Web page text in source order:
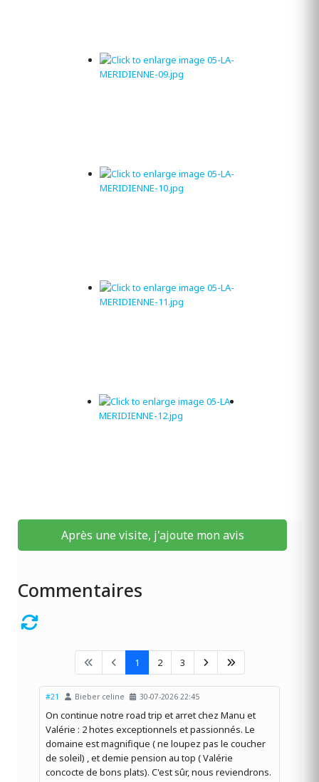
Après une visite, j'ajoute mon avis
Commentaires
1 2 3
#21 Bieber celine 30-07-2026 22:45
On continue notre road trip et arret chez Manu et
Valérie : 2 hotes exceptionnels et passionnés. Le
domaine est magnifique ( ne loupez pas le coucher
de soleil) , et demie pension au top ( Valérie
concocte de bons plats). C'est sûr, nous reviendrons.